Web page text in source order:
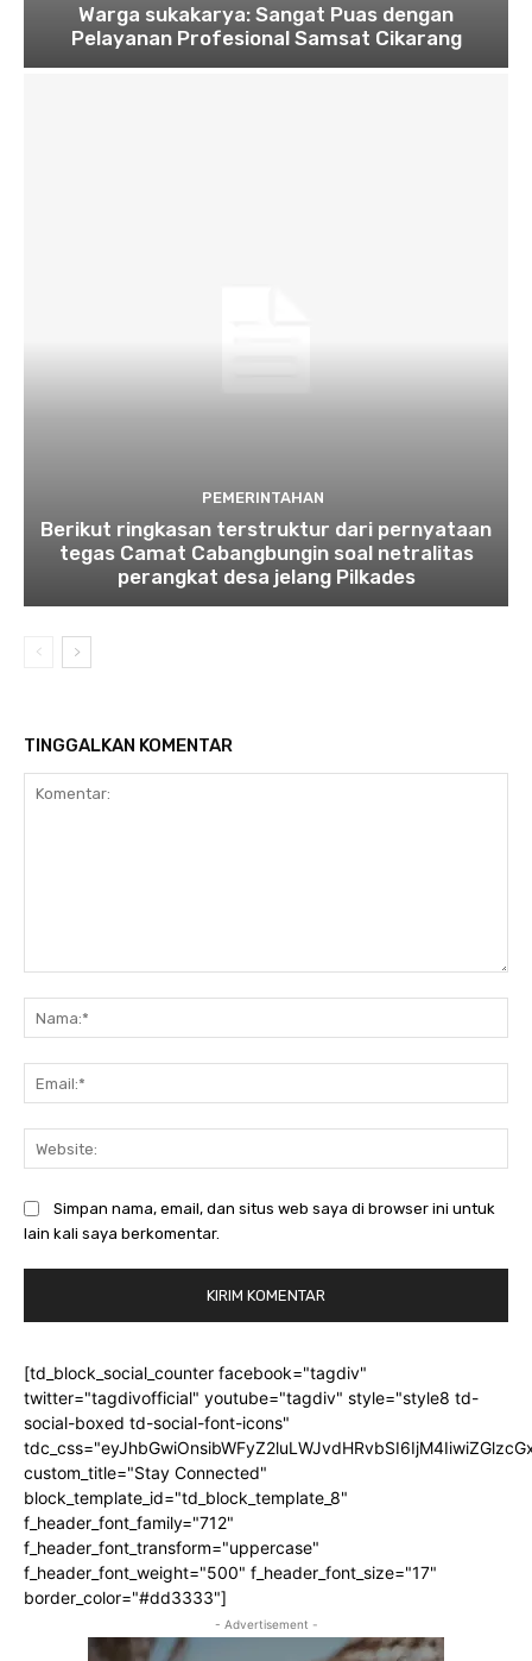
Warga sukakarya: Sangat Puas dengan
Pelayanan Profesional Samsat Cikarang
PEMERINTAHAN
Berikut ringkasan terstruktur dari pernyataan
tegas Camat Cabangbungin soal netralitas
perangkat desa jelang Pilkades
TINGGALKAN KOMENTAR
Simpan nama, email, dan situs web saya di browser ini untuk
lain kali saya berkomentar.
[td_block_social_counter facebook="tagdiv"
twitter="tagdivofficial" youtube="tagdiv" style="style8 td-
social-boxed td-social-font-icons"
custom_title="Stay Connected"
block_template_id="td_block_template_8"
f_header_font_family="712"
f_header_font_transform="uppercase"
f_header_font_weight="500" f_header_font_size="17"
border_color="#dd3333"]
- Advertisement -